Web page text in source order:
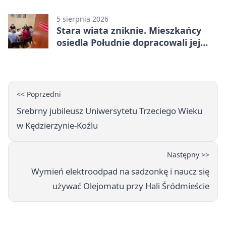
5 sierpnia 2026
Stara wiata zniknie. Mieszkańcy
osiedla Południe dopracowali jej
<< Poprzedni
Srebrny jubileusz Uniwersytetu Trzeciego Wieku
w Kędzierzynie-Koźlu
Następny >>
Wymień elektroodpad na sadzonkę i naucz się
używać Olejomatu przy Hali Śródmieście